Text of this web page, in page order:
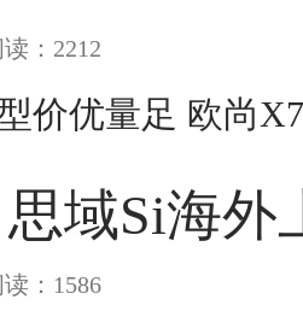
：2212
域Si海外
：1586